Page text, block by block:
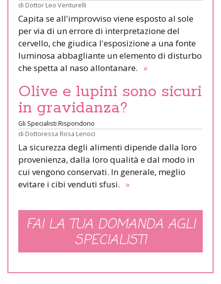
di Dottor Leo Venturelli
Capita se all'improvviso viene esposto al sole
per via di un errore di interpretazione del
cervello, che giudica l'esposizione a una fonte
luminosa abbagliante un elemento di disturbo
che spetta al naso allontanare. »
Olive e lupini sono sicuri
in gravidanza?
Gli Specialisti Rispondono
di Dottoressa Rosa Lenoci
La sicurezza degli alimenti dipende dalla loro
provenienza, dalla loro qualità e dal modo in
cui vengono conservati. In generale, meglio
evitare i cibi venduti sfusi. »
FAI LA TUA DOMANDA AGLI
SPECIALISTI